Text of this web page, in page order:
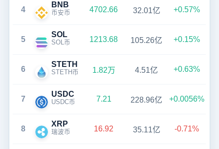
4
BNB
币安币 4702.66 32.01亿 +0.57%
5
SOL
SOL币 1213.68 105.26亿 +0.15%
6
STETH
STETH币 1.82万 4.51亿 +0.63%
7
USDC
USDC币 7.21 228.96亿 +0.0056%
8
XRP
瑞波币 16.92 35.11亿 -0.71%